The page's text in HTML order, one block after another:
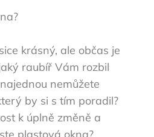
krásný, ale občas je
raubíř Vám rozbil
nemůžete
by si s tím poradil?
k úplně změně a